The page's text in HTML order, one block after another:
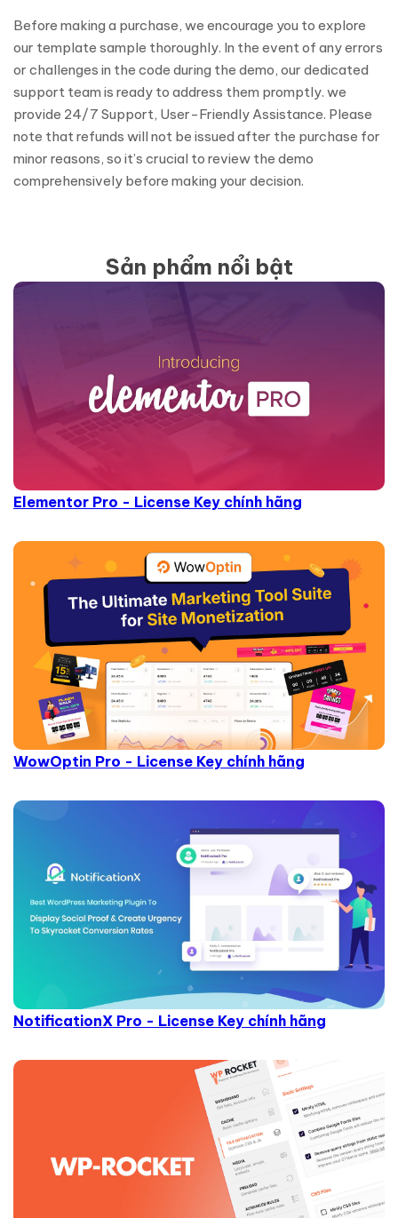
Before making a purchase, we encourage you to explore
our template sample thoroughly. In the event of any errors
or challenges in the code during the demo, our dedicated
support team is ready to address them promptly. we
provide 24/7 Support, User-Friendly Assistance. Please
note that refunds will not be issued after the purchase for
minor reasons, so it’s crucial to review the demo
comprehensively before making your decision.
Sản phẩm nổi bật
Elementor Pro - License Key chính hãng
WowOptin Pro - License Key chính hãng
NotificationX Pro - License Key chính hãng